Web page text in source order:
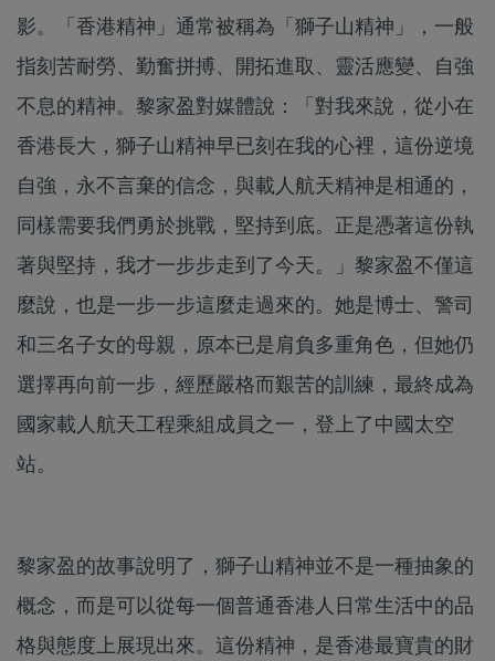
影。「香港精神」通常被稱為「獅子山精神」，一般
指刻苦耐勞、勤奮拼搏、開拓進取、靈活應變、自強
不息的精神。黎家盈對媒體說：「對我來說，從小在
香港長大，獅子山精神早已刻在我的心裡，這份逆境
自強，永不言棄的信念，與載人航天精神是相通的，
同樣需要我們勇於挑戰，堅持到底。正是憑著這份執
著與堅持，我才一步步走到了今天。」黎家盈不僅這
麼說，也是一步一步這麼走過來的。她是博士、警司
和三名子女的母親，原本已是肩負多重角色，但她仍
選擇再向前一步，經歷嚴格而艱苦的訓練，最終成為
國家載人航天工程乘組成員之一，登上了中國太空
站。
黎家盈的故事說明了，獅子山精神並不是一種抽象的
概念，而是可以從每一個普通香港人日常生活中的品
格與態度上展現出來。這份精神，是香港最寶貴的財